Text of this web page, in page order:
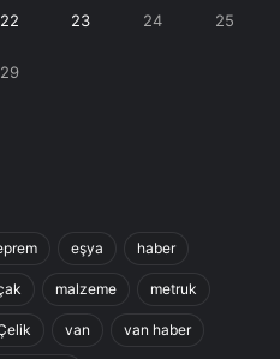
22 23 24 25
29
eşya haber
malzeme metruk
van van haber